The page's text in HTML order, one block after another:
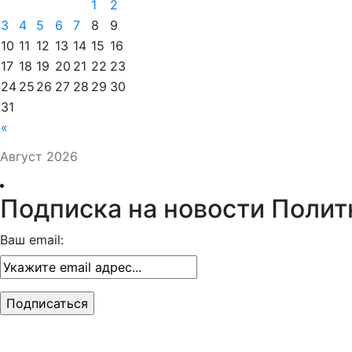
Август 2026
«
1
2
3
4 5 6 7 8
9
10 11 12 13 14 15 16
17 18 19 20 21 22 23
24 25 26 27 28 29 30
31
Подписка на новости
Ваш email: